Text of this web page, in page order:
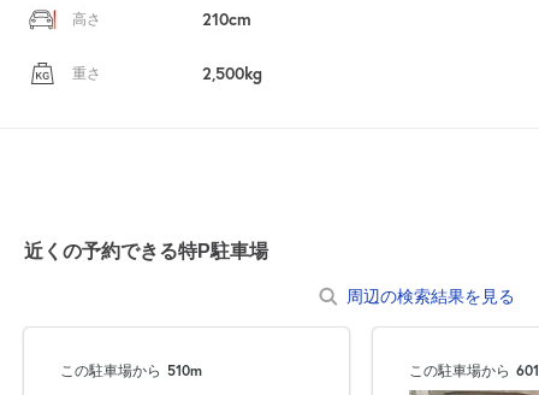
高さ 210cm
重さ 2,500kg
近くの予約できる特P駐車場
周辺の検索結果を見る
この駐車場から 510m この駐車場から